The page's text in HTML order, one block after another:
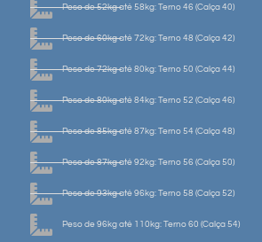
Peso de 52kg até 58kg: Terno 46 (Calça 40)
Peso de 60kg até 72kg: Terno 48 (Calça 42)
Peso de 72kg até 80kg: Terno 50 (Calça 44)
Peso de 80kg até 84kg: Terno 52 (Calça 46)
Peso de 85kg até 87kg: Terno 54 (Calça 48)
Peso de 87kg até 92kg: Terno 56 (Calça 50)
Peso de 93kg até 96kg: Terno 58 (Calça 52)
Peso de 96kg até 110kg: Terno 60 (Calça 54)